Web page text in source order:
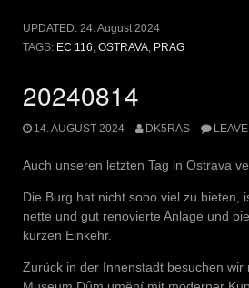
UPDATED: 24. August 2024
TAGS: EC 116 OSTRAVA PRAG
20240814
14. AUGUST 2024 DK5RAS
Auch unseren letzten Tag in Ostrava
Die Burg hat nicht sooo viel zu bieten,
nette und gut renovierte Anlage und
kurzen Einkehr.
Zurück in der Innenstadt besuchen wir